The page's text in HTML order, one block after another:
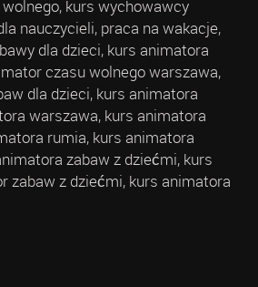
kurs wychowawcy
nauczycieli, praca na wakacje,
dla dzieci, kurs animatora
czasu wolnego warszawa,
dla dzieci, kurs animatora
warszawa, kurs animatora
rumia, kurs animatora
zabaw z dziećmi, kurs
zabaw z dziećmi, kurs animatora